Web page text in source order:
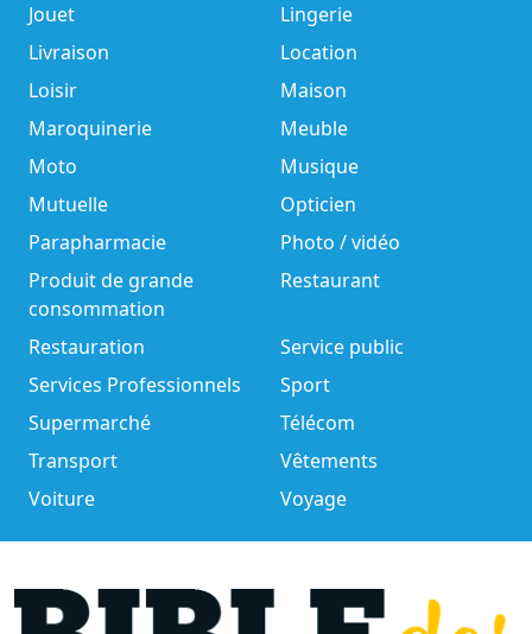
Jouet
Lingerie
Livraison
Location
Loisir
Maison
Maroquinerie
Meuble
Moto
Musique
Mutuelle
Opticien
Parapharmacie
Photo / vidéo
Produit de grande
consommation
Restaurant
Restauration
Service public
Services Professionnels
Sport
Supermarché
Télécom
Transport
Vêtements
Voiture
Voyage